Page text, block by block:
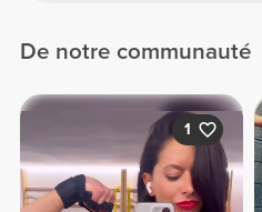
De notre communauté
1